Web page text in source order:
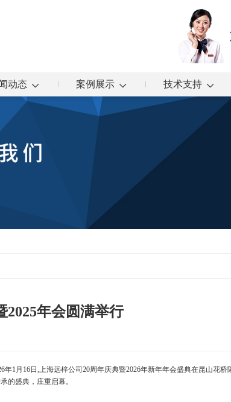
动态 案例展示 技术支持
2025年会圆满举行
年1月16日 ,上海远梓公司 20周年庆典暨2026年新年年会盛典在昆山花桥
的盛典，庄重启幕。